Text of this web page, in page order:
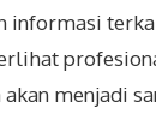
menjadi